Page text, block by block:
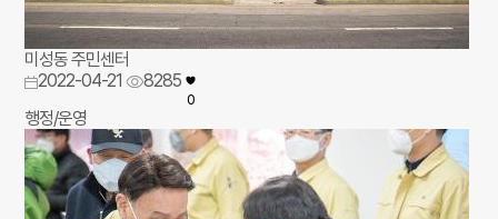
미성동 주민센터
2022-04-21
8285
0
행정/운영